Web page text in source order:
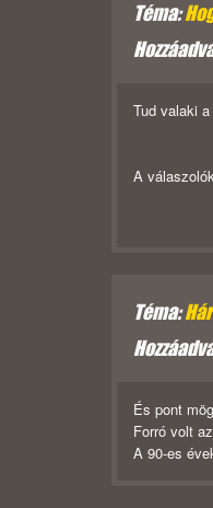
Téma:
Tud valaki
A
Téma:
És pont
Forró volt
A 90-es